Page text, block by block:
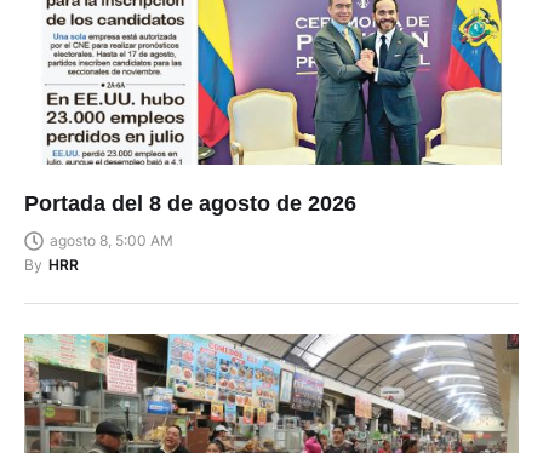
Portada del 8 de agosto de 2026
agosto 8, 5:00 AM
By HRR